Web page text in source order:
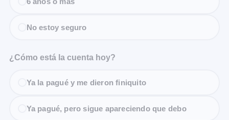
No estoy seguro
¿Cómo está la cuenta hoy?
Ya la pagué y me dieron finiquito
Ya pagué, pero sigue apareciendo que debo